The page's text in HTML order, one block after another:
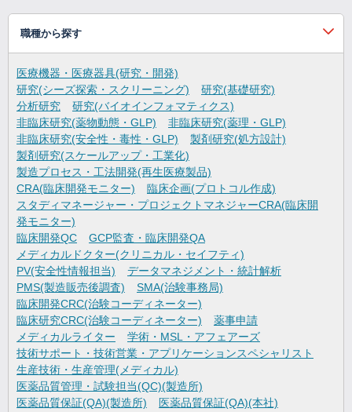
職種から探す
医療機器・医療器具(研究・開発)
研究(シーズ探索・スクリーニング)
研究(基礎研究)
分析研究
研究(バイオインフォマティクス)
非臨床研究(薬物動態・GLP)
非臨床研究(薬理・GLP)
非臨床研究(安全性・毒性・GLP)
製剤研究(処方設計)
製剤研究(スケールアップ・工業化)
製造プロセス・工法開発(再生医療製品)
CRA(臨床開発モニター)
臨床企画(プロトコル作成)
スタディマネージャー・プロジェクトマネジャーCRA(臨床開
発モニター)
臨床開発QC
GCP監査・臨床開発QA
メディカルドクター(クリニカル・セイフティ)
PV(安全性情報担当)
データマネジメント・統計解析
PMS(製造販売後調査)
SMA(治験事務局)
臨床開発CRC(治験コーディネーター)
臨床研究CRC(治験コーディネーター)
薬事申請
メディカルライター
学術・MSL・アフェアーズ
技術サポート・技術営業・アプリケーションスペシャリスト
生産技術・生産管理(メディカル)
医薬品質管理・試験担当(QC)(製造所)
医薬品質保証(QA)(製造所)
医薬品質保証(QA)(本社)